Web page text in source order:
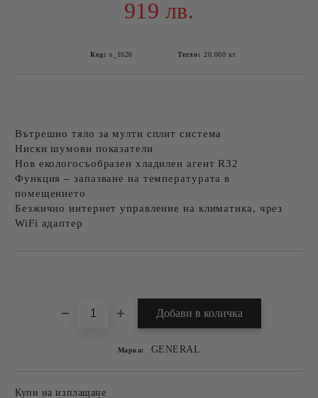
919 лв.
Код: s_1626 Тегло: 20.000 кг
Вътрешно тяло за мулти сплит система
Ниски шумови показатели
Нов екологосъобразен хладилен агент R32
Функция – запазване на температурата в
помещението
Безжично интернет управление на климатика, чрез
WiFi адаптер
Марка: GENERAL
Купи на изплащане